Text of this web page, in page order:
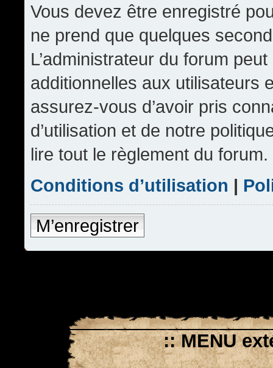
Vous devez être enregistré
ne prend que quelques
L’administrateur du forum
additionnelles aux utilisateurs
assurez-vous d’avoir pris
d’utilisation et de notre
lire tout le règlement du forum.
Conditions d’utilisation |
M’enregistrer
:: MENU